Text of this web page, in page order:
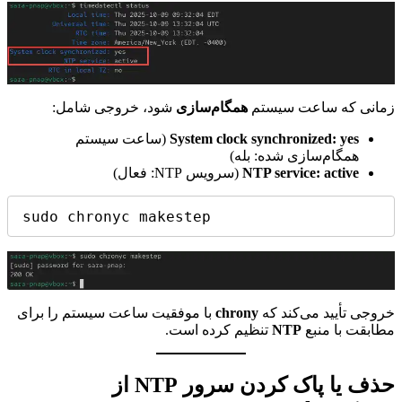
زمانی که ساعت سیستم همگام‌سازی شود، خروجی شامل:
System clock synchronized: yes (ساعت سیستم
همگام‌سازی شده: بله)
NTP service: active (سرویس NTP: فعال)
sudo chronyc makestep
خروجی تأیید می‌کند که chrony با موفقیت ساعت سیستم را برای
مطابقت با منبع NTP تنظیم کرده است.
حذف یا پاک کردن سرور NTP از